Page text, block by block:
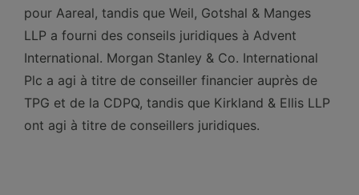
pour Aareal, tandis que Weil, Gotshal & Manges
LLP a fourni des conseils juridiques à Advent
International. Morgan Stanley & Co. International
Plc a agi à titre de conseiller financier auprès de
TPG et de la CDPQ, tandis que Kirkland & Ellis LLP
ont agi à titre de conseillers juridiques.